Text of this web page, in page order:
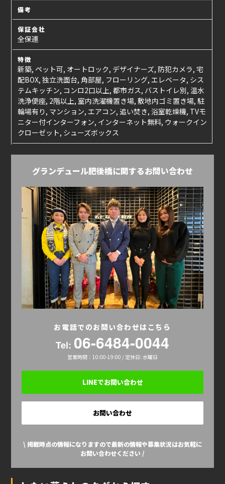
備考
保証会社
全保連
特徴
新築, ペット可, オートロック, デザイナーズ, 防犯カメラ, 宅
配BOX, 独立洗面台, 角部屋, フローリング, エレベータ, シス
テムキッチン, コンロ2口以上, 都市ガス, バストイレ別, 温水
洗浄便座, 2階以上, 室内洗濯機置き場, 敷地内ゴミ置き場, 駐
輪場有り, マンション, エアコン, 追い焚き, 浴室乾燥機, TVモ
ニター付インターフォン, インターネット無料, ウォークイン
クローゼット, シューズボックス
グランデュール肥後橋に関するお問い合わせ
お電話でのお問い合わせはこちら
Tel: 06-6484-0044
営業時間：10:00-19:00 / 定休日: 水曜日
LINEでお問い合わせ
お問い合わせ
\ 掲載時点の情報になりますので最新の情報や募集状況はお気軽に
お問い合わせください /